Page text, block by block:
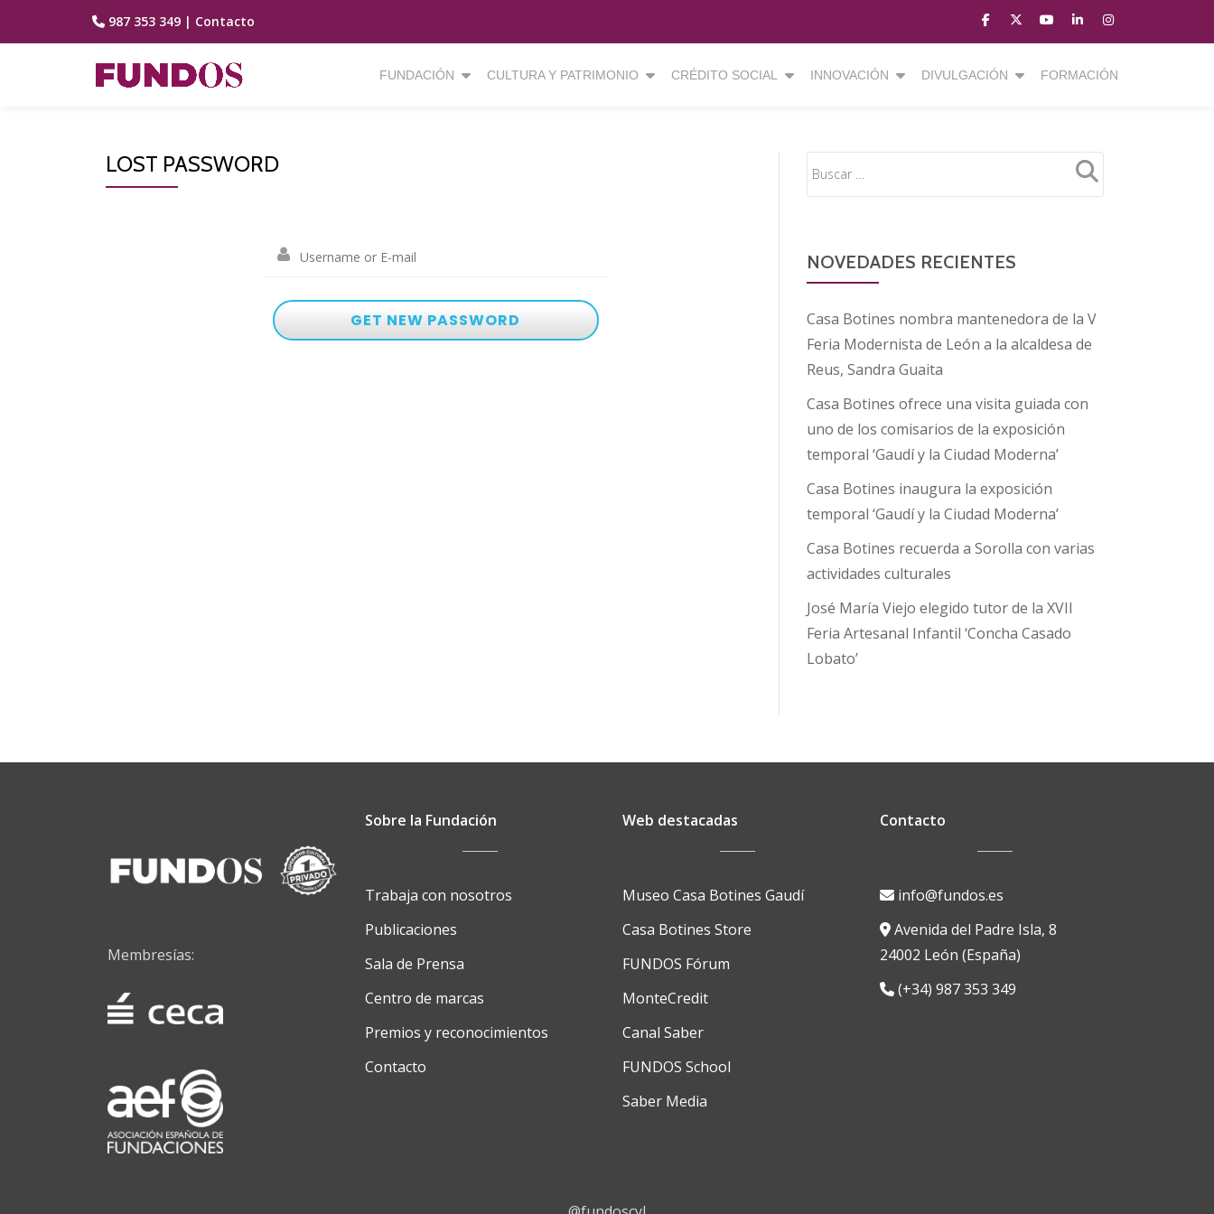
Saltar
987 353 349 | Contacto
fa-
facebook
fa-
brands
fa-
fa-
youtube-
play
fa-
linkedin
fa-
instagram
FUNDACIÓN CULTURA Y PATRIMONIO CRÉDITO SOCIAL INNOVACIÓN DIVULGACIÓN FORMACIÓN
LOST PASSWORD
NOVEDADES RECIENTES
Casa Botines nombra mantenedora de la V
Feria Modernista de León a la alcaldesa de
Reus, Sandra Guaita
Casa Botines ofrece una visita guiada con
uno de los comisarios de la exposición
temporal ‘Gaudí y la Ciudad Moderna’
Casa Botines inaugura la exposición
temporal ‘Gaudí y la Ciudad Moderna’
Casa Botines recuerda a Sorolla con varias
actividades culturales
José María Viejo elegido tutor de la XVII
Feria Artesanal Infantil ‘Concha Casado
Lobato’
Membresías:
Sobre la Fundación
Trabaja con nosotros
Publicaciones
Sala de Prensa
Centro de marcas
Premios y reconocimientos
Contacto
Web destacadas
Museo Casa Botines Gaudí
Casa Botines Store
FUNDOS Fórum
MonteCredit
Canal Saber
FUNDOS School
Saber Media
Contacto
info@fundos.es
Avenida del Padre Isla, 8
24002 León (España)
(+34) 987 353 349